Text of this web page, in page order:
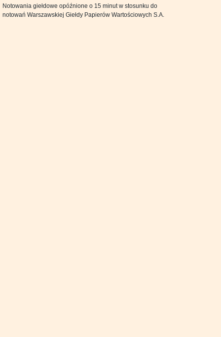
Notowania giełdowe opóźnione o 15 minut w stosunku do
notowań Warszawskiej Giełdy Papierów Wartościowych S.A.